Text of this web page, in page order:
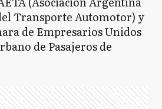
Transporte Automotor) y
de Empresarios Unidos
de Pasajeros de